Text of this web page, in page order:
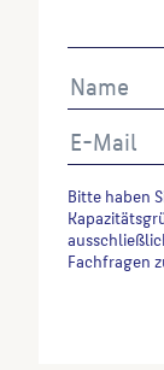
Abrufes.
Bitte haben
Fachfragen